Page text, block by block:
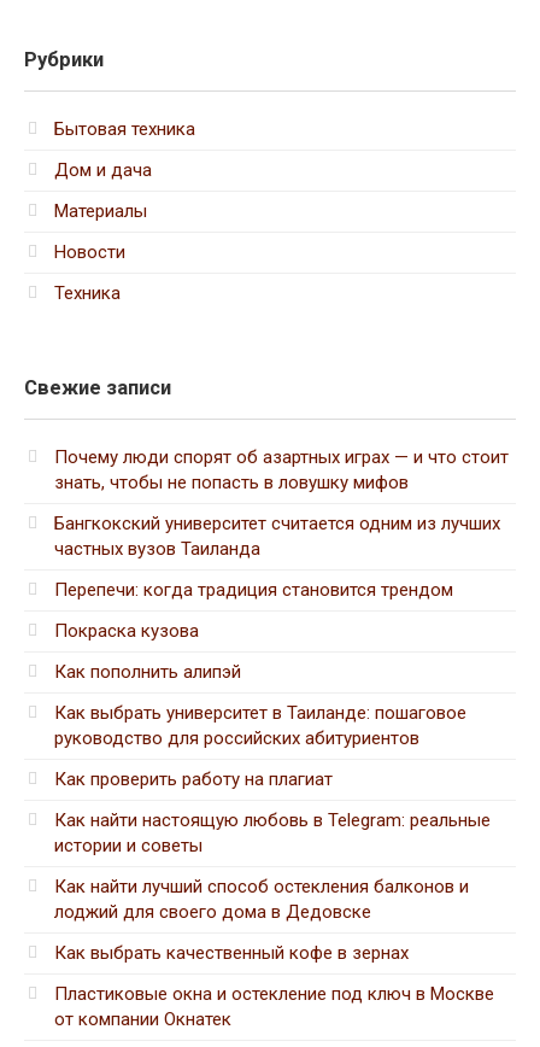
Рубрики
Бытовая техника
Дом и дача
Материалы
Новости
Техника
Свежие записи
Почему люди спорят об азартных играх — и что стоит
знать, чтобы не попасть в ловушку мифов
Бангкокский университет считается одним из лучших
частных вузов Таиланда
Перепечи: когда традиция становится трендом
Покраска кузова
Как пополнить алипэй
Как выбрать университет в Таиланде: пошаговое
руководство для российских абитуриентов
Как проверить работу на плагиат
Как найти настоящую любовь в Telegram: реальные
истории и советы
Как найти лучший способ остекления балконов и
лоджий для своего дома в Дедовске
Как выбрать качественный кофе в зернах
Пластиковые окна и остекление под ключ в Москве
от компании Окнатек